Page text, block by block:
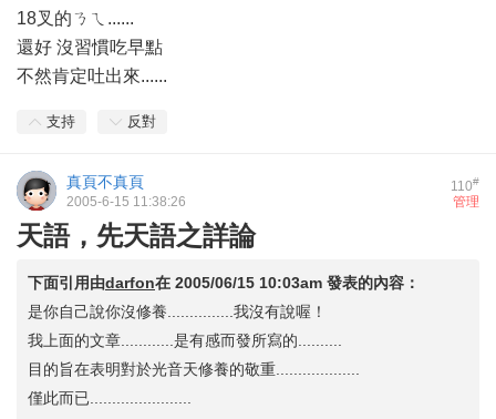
18叉的ㄋㄟ......
還好 沒習慣吃早點
不然肯定吐出來......
支持 反對
110#
真頁不真頁
管理
2005-6-15 11:38:26
天語，先天語之詳論
下面引用由darfon在 2005/06/15 10:03am 發表的內容：
是你自己說你沒修養...............我沒有說喔！
我上面的文章............是有感而發所寫的..........
目的旨在表明對於光音天修養的敬重...................
僅此而已.......................